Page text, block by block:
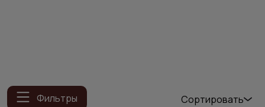
Фильтры
Сортировать